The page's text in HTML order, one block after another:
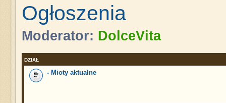
Ogłoszenia
Moderator: DolceVita
DZIAŁ
- Mioty aktualne